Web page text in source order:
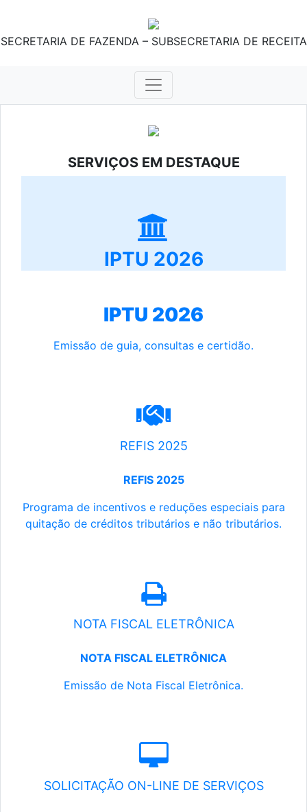
SECRETARIA DE FAZENDA – SUBSECRETARIA DE RECEITA
SERVIÇOS EM DESTAQUE
IPTU 2026
IPTU 2026
Emissão de guia, consultas e certidão.
REFIS 2025
REFIS 2025
Programa de incentivos e reduções especiais para
quitação de créditos tributários e não tributários.
NOTA FISCAL ELETRÔNICA
NOTA FISCAL ELETRÔNICA
Emissão de Nota Fiscal Eletrônica.
SOLICITAÇÃO ON-LINE DE SERVIÇOS